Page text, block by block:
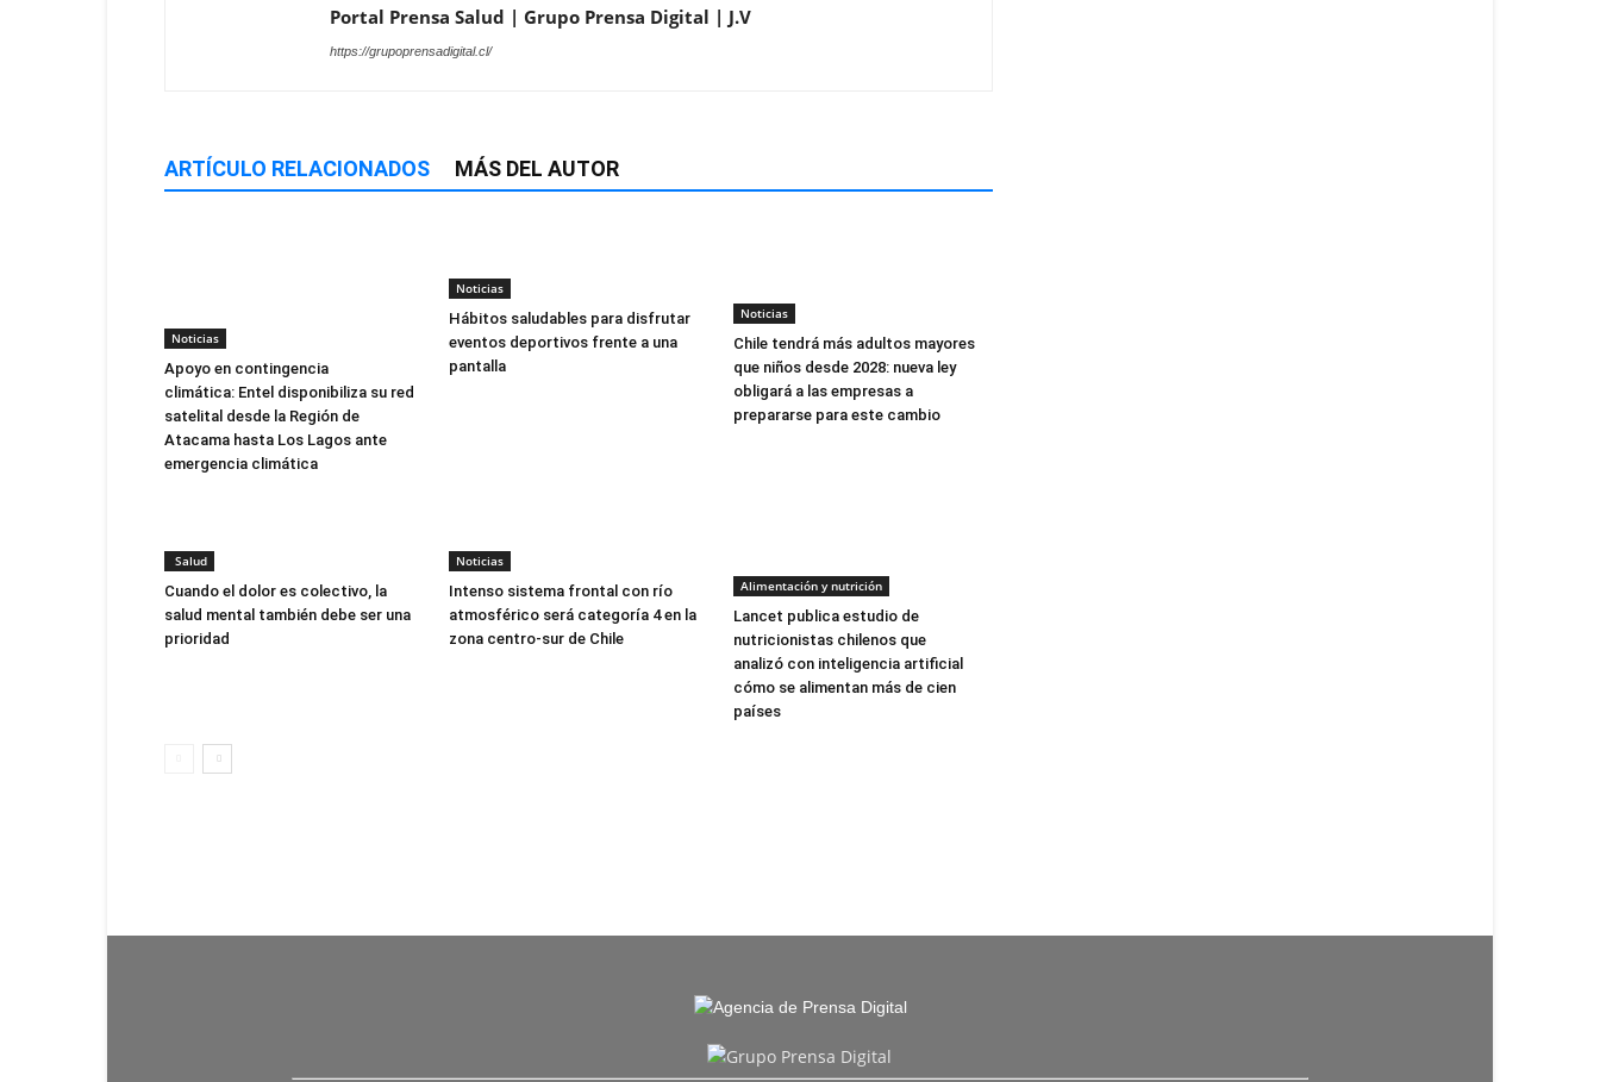
Portal Prensa Salud | Grupo Prensa Digital | J.V
https://grupoprensadigital.cl/
ARTÍCULO RELACIONADOS MÁS DEL AUTOR
Noticias
Apoyo en contingencia
climática: Entel disponibiliza su red
satelital desde la Región de
Atacama hasta Los Lagos ante
emergencia climática
Noticias
Hábitos saludables para disfrutar
eventos deportivos frente a una
pantalla
Noticias
Chile tendrá más adultos mayores
que niños desde 2028: nueva ley
obligará a las empresas a
prepararse para este cambio
Salud
Cuando el dolor es colectivo, la
salud mental también debe ser una
prioridad
Noticias
Intenso sistema frontal con río
atmosférico será categoría 4 en la
zona centro-sur de Chile
Alimentación y nutrición
Lancet publica estudio de
nutricionistas chilenos que
analizó con inteligencia artificial
cómo se alimentan más de cien
países